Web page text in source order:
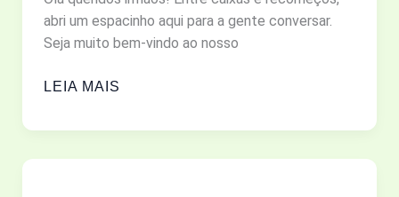
abri um espacinho aqui para a gente conversar.
Seja muito bem-vindo ao nosso
COMO
COM
LEIA MAIS